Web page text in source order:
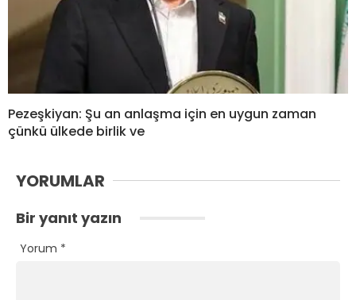
Pezeşkiyan: Şu an anlaşma için en uygun zaman
çünkü ülkede birlik ve
YORUMLAR
Bir yanıt yazın
Yorum *